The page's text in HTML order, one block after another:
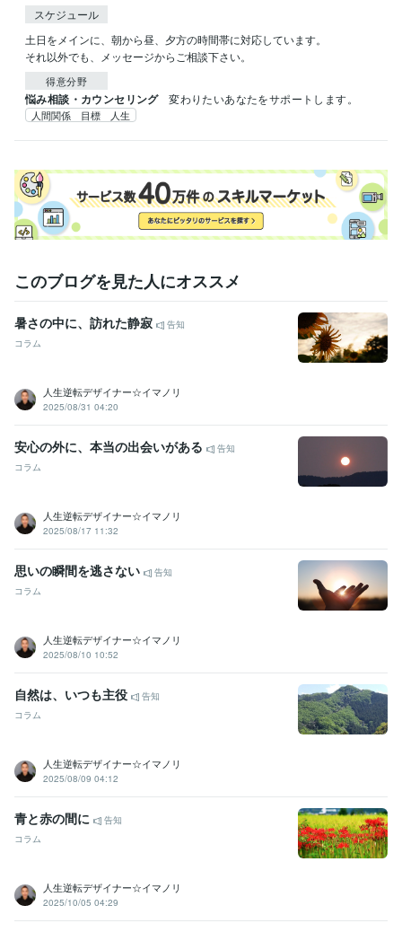
スケジュール
土日をメインに、朝から昼、夕方の時間帯に対応しています。
それ以外でも、メッセージからご相談下さい。
得意分野
悩み相談・カウンセリング 変わりたいあなたをサポートします。
人間関係 目標 人生
このブログを見た人にオススメ
暑さの中に、訪れた静寂
告知
コラム
人生逆転デザイナー☆イマノリ
2025/08/31 04:20
安心の外に、本当の出会いがある
告知
コラム
人生逆転デザイナー☆イマノリ
2025/08/17 11:32
思いの瞬間を逃さない
告知
コラム
人生逆転デザイナー☆イマノリ
2025/08/10 10:52
自然は、いつも主役
告知
コラム
人生逆転デザイナー☆イマノリ
2025/08/09 04:12
青と赤の間に
告知
コラム
人生逆転デザイナー☆イマノリ
2025/10/05 04:29